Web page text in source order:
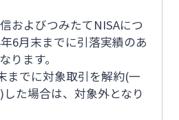
およびつみたてNISAにつ
6月末までに引落実績のあ
ります。
までに対象取引を解約(一
た場合は、対象外となり